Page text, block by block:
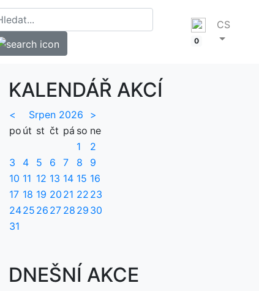
0
CS
KALENDÁŘ AKCÍ
< Srpen 2026
>
po út st čt pá so ne
1
2
3
4 5 6 7 8
9
10 11 12 13 14 15 16
17 18 19 20 21 22 23
2425 26 27 28 29 30
31
DNEŠNÍ AKCE